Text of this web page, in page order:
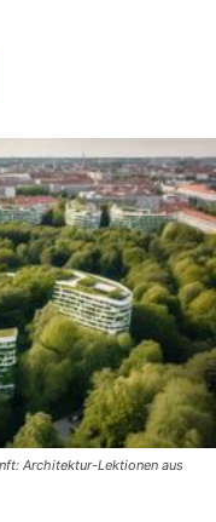
Architektur-Lektionen aus